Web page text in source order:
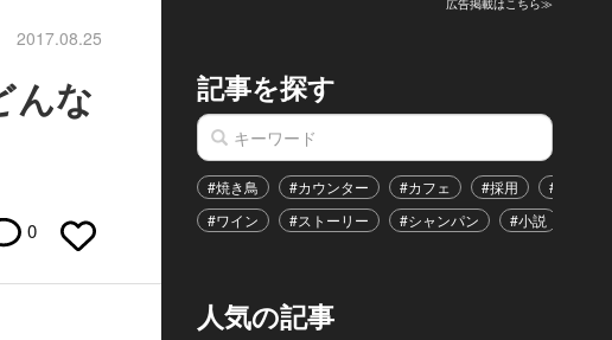
2017.08.25
んな
0
広告掲載はこちら≫
記事を探す
#焼き鳥 #カウンター #カフェ #採用
#恋愛
#ワイン
#ストーリー #シャンパン #小説
人気の記事